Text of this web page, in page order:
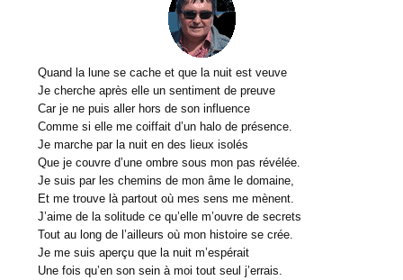
Quand la lune se cache et que la nuit est veuve
Je cherche après elle un sentiment de preuve
Car je ne puis aller hors de son influence
Comme si elle me coiffait d’un halo de présence.
Je marche par la nuit en des lieux isolés
Que je couvre d’une ombre sous mon pas révélée.
Je suis par les chemins de mon âme le domaine,
Et me trouve là partout où mes sens me mènent.
J’aime de la solitude ce qu’elle m’ouvre de secrets
Tout au long de l’ailleurs où mon histoire se crée.
Je me suis aperçu que la nuit m’espérait
Une fois qu’en son sein à moi tout seul j’errais.